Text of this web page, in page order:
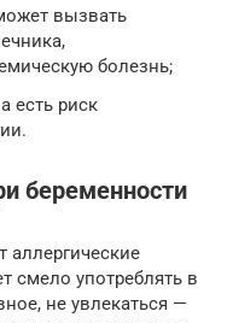
вызвать
болезнь;
есть риск
беременности
аллергические
смело употреблять в
не увлекаться —